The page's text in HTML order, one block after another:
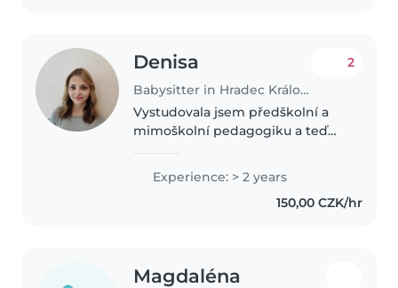
Denisa
Babysitter in Hradec Králové
2
Vystudovala jsem předškolní a
mimoškolní pedagogiku a teď
školce, družině a na táborech.
Ráda bych využila svůj volný..
Experience: > 2 years
150,00 CZK/hr
Magdaléna